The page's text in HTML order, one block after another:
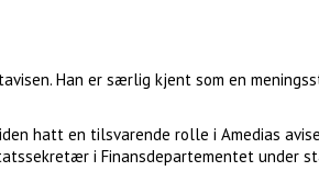
Han er særlig kjent som en
hatt en tilsvarende rolle i Amedias
i Finansdepartementet under